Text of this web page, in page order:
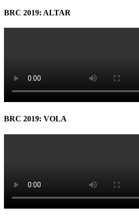
BRC 2019: ALTAR
BRC 2019: VOLA